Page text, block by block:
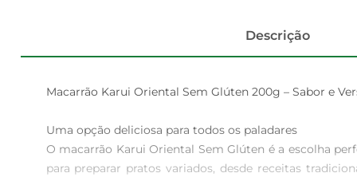
Descrição
Macarrão Karui Oriental Sem Glúten 200g – Sabor e
Uma opção deliciosa para todos os paladares
O macarrão Karui Oriental Sem Glúten é a escolha
para preparar pratos variados, desde receitas